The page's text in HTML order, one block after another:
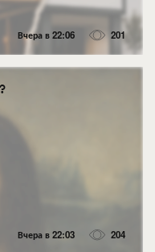
Вчера в 22:06 201
Вчера в 22:03 204